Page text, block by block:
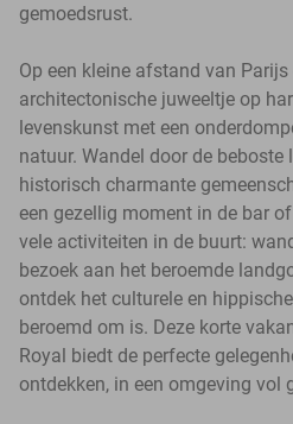
gemoedsrust.
Op een kleine afstand van
architectonische juweeltje op
levenskunst met een
natuur. Wandel door de beboste
historisch charmante
een gezellig moment in de bar
vele activiteiten in de buurt:
bezoek aan het beroemde
ontdek het culturele en
beroemd om is. Deze korte
Royal biedt de perfecte
ontdekken, in een omgeving vol